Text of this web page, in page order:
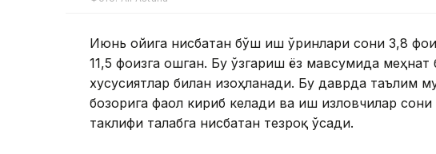
Июнь ойига нисбатан бўш иш ўринлари сони 3,8
11,5 фоизга ошган. Бу ўзгариш ёз мавсумида
хусусиятлар билан изоҳланади. Бу даврда таълим
бозорига фаол кириб келади ва иш изловчилар
таклифи талабга нисбатан тезроқ ўсади.